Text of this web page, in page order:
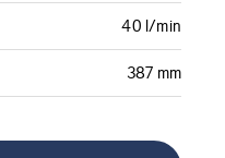
40 l/min
387 mm